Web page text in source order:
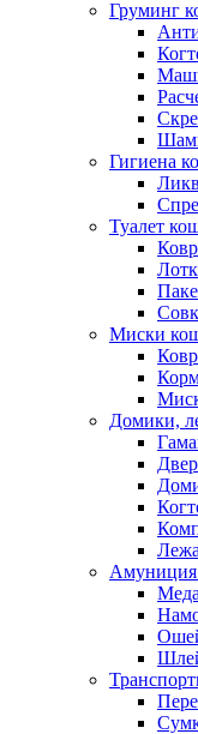
Груминг
Гигиена
Туалет
Миски
Домики,